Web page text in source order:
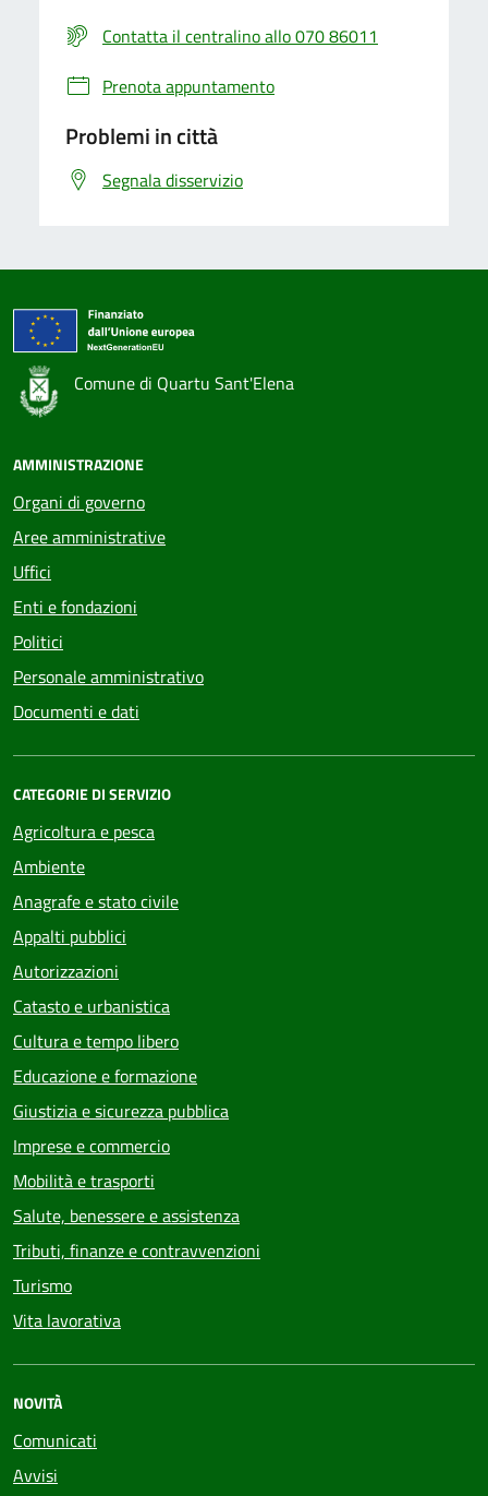
Contatta il centralino allo 070 86011
Prenota appuntamento
Problemi in città
Segnala disservizio
Comune di Quartu Sant'Elena
AMMINISTRAZIONE
Organi di governo
Aree amministrative
Uffici
Enti e fondazioni
Politici
Personale amministrativo
Documenti e dati
CATEGORIE DI SERVIZIO
Agricoltura e pesca
Ambiente
Anagrafe e stato civile
Appalti pubblici
Autorizzazioni
Catasto e urbanistica
Cultura e tempo libero
Educazione e formazione
Giustizia e sicurezza pubblica
Imprese e commercio
Mobilità e trasporti
Salute, benessere e assistenza
Tributi, finanze e contravvenzioni
Turismo
Vita lavorativa
NOVITÀ
Comunicati
Avvisi